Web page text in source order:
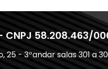
- CNPJ 58.208.463/
25 - 3ºandar salas 301 a